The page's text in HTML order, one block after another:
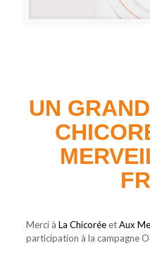
UN
Merci à La ChicoréeetAux
participation à la campagne